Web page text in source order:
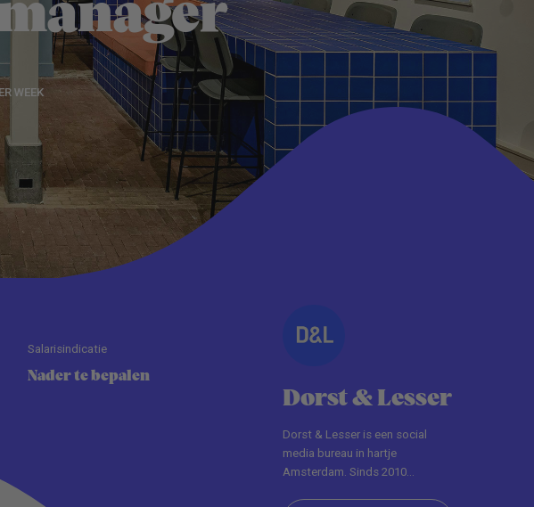
WEEK
Salarisindicatie
Nader te bepalen
Dorst & Lesser
Dorst & Lesser is een social
media bureau in hartje
Amsterdam. Sinds 2010